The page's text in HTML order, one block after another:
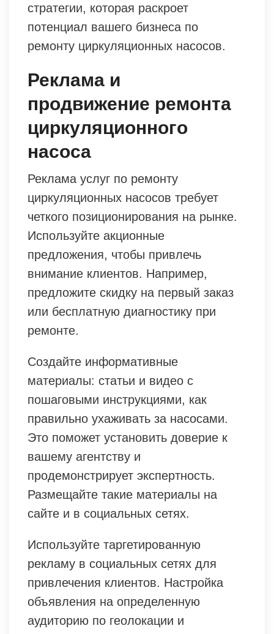
стратегии, которая раскроет
потенциал вашего бизнеса по
ремонту циркуляционных насосов.
Реклама и
продвижение ремонта
циркуляционного
насоса
Реклама услуг по ремонту
циркуляционных насосов требует
четкого позиционирования на рынке.
Используйте акционные
предложения, чтобы привлечь
внимание клиентов. Например,
предложите скидку на первый заказ
или бесплатную диагностику при
ремонте.
Создайте информативные
материалы: статьи и видео с
пошаговыми инструкциями, как
правильно ухаживать за насосами.
Это поможет установить доверие к
вашему агентству и
продемонстрирует экспертность.
Размещайте такие материалы на
сайте и в социальных сетях.
Используйте таргетированную
рекламу в социальных сетях для
привлечения клиентов. Настройка
объявления на определенную
аудиторию по геолокации и